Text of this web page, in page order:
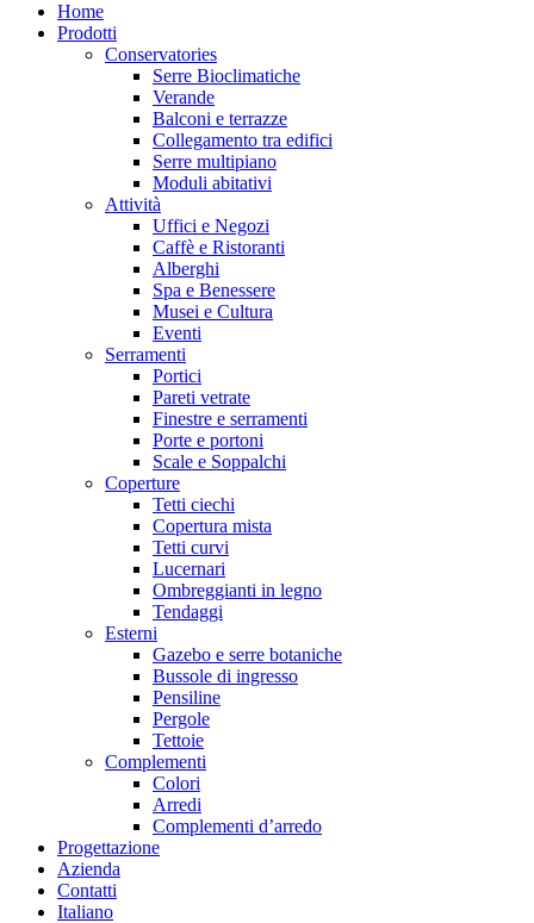
Home
Prodotti
Conservatories
Serre Bioclimatiche
Verande
Balconi e terrazze
Collegamento tra edifici
Serre multipiano
Moduli abitativi
Attività
Uffici e Negozi
Caffè e Ristoranti
Alberghi
Spa e Benessere
Musei e Cultura
Eventi
Serramenti
Portici
Pareti vetrate
Finestre e serramenti
Porte e portoni
Scale e Soppalchi
Coperture
Tetti ciechi
Copertura mista
Tetti curvi
Lucernari
Ombreggianti in legno
Tendaggi
Esterni
Gazebo e serre botaniche
Bussole di ingresso
Pensiline
Pergole
Tettoie
Complementi
Colori
Arredi
Complementi d’arredo
Progettazione
Azienda
Contatti
Italiano